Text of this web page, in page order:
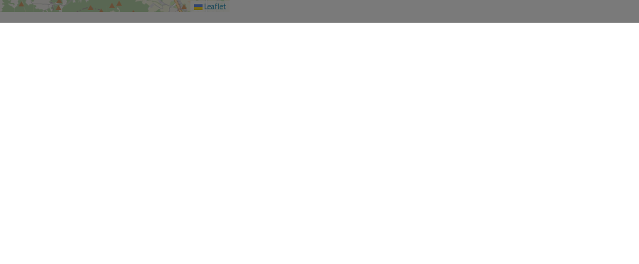
con doble acristalamiento
Leaflet